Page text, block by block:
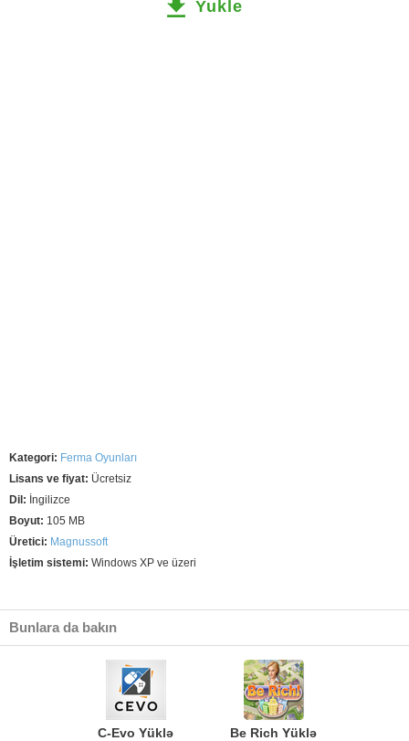
Yukle
Kategori: Ferma Oyunları
Lisans ve fiyat: Ücretsiz
Dil: İngilizce
Boyut: 105 MB
Üretici: Magnussoft
İşletim sistemi: Windows XP ve üzeri
Bunlara da bakın
C-Evo Yüklə Be Rich Yüklə